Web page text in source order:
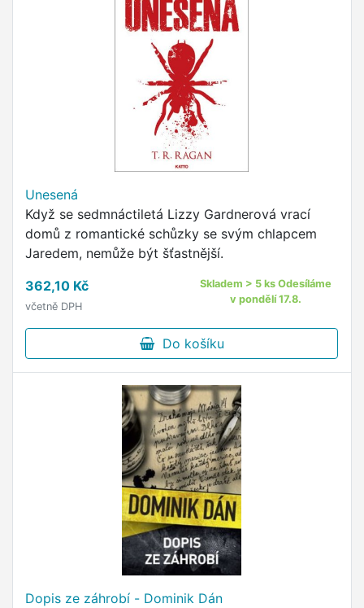
Unesená
Když se sedmnáctiletá Lizzy Gardnerová vrací
domů z romantické schůzky se svým chlapcem
Jaredem, nemůže být šťastnější.
362,10 Kč
včetně DPH
Skladem > 5 ks Odesíláme
v pondělí 17.8.
Do košíku
Dopis ze záhrobí - Dominik Dán